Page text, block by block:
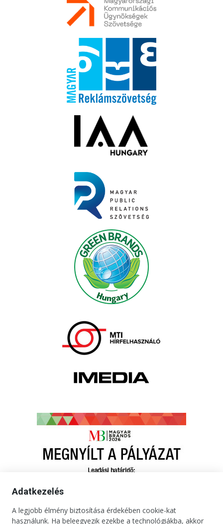
Adatkezelés
A legjobb élmény biztosítása érdekében cookie-kat
használunk. Ha beleegyezik ezekbe a technológiákba, akkor